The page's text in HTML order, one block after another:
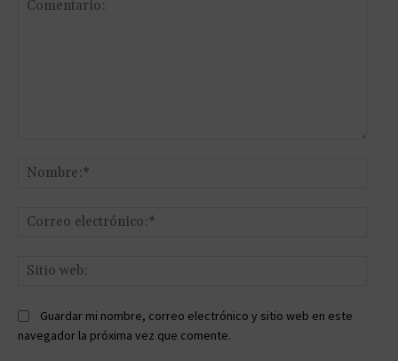
Guardar mi nombre, correo electrónico y sitio web en este
navegador la próxima vez que comente.